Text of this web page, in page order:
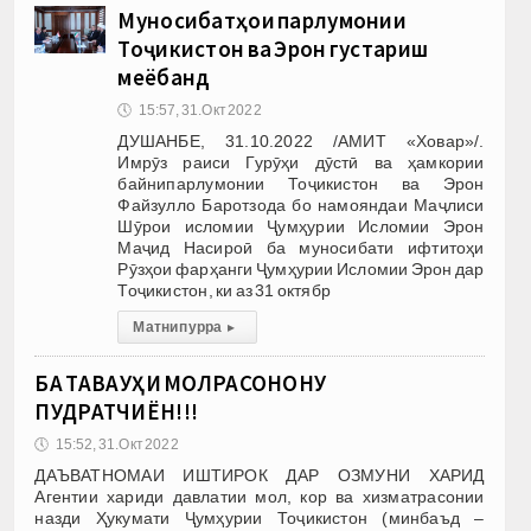
Муносибатҳои парлумонии
Тоҷикистон ва Эрон густариш
меёбанд
🕔 15:57, 31.Окт 2022
ДУШАНБЕ, 31.10.2022 /АМИТ «Ховар»/.
Имрӯз раиси Гурӯҳи дӯстӣ ва ҳамкории
байнипарлумонии Тоҷикистон ва Эрон
Файзулло Баротзода бо намояндаи Маҷлиси
Шӯрои исломии Ҷумҳурии Исломии Эрон
Маҷид Насироӣ ба муносибати ифтитоҳи
Рӯзҳои фарҳанги Ҷумҳурии Исломии Эрон дар
Тоҷикистон, ки аз 31 октябр
Матни пурра ▸
БА ТАВАҶҶУҲИ МОЛРАСОНОНУ
ПУДРАТЧИЁН!!!
🕔 15:52, 31.Окт 2022
ДАЪВАТНОМАИ ИШТИРОК ДАР ОЗМУНИ ХАРИД
Агентии хариди давлатии мол, кор ва хизматрасонии
назди Ҳукумати Ҷумҳурии Тоҷикистон (минбаъд –